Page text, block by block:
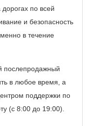
по всей
и безопасность
в течение
послепродажный
в любое время, а
поддержки по
(с 8:00 до 19:00).